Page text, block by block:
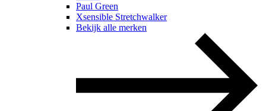
Paul Green
Xsensible Stretchwalker
Bekijk alle merken